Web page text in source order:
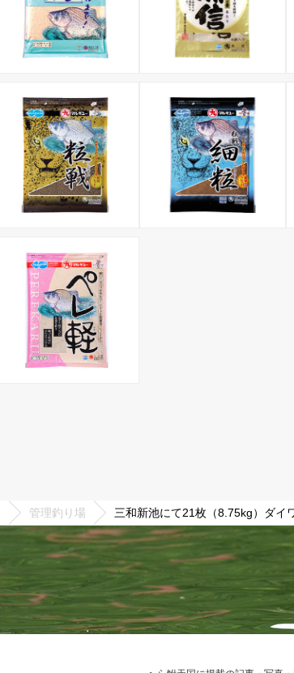
管理釣り場 三和新池にて21枚（8.75kg）ダイ